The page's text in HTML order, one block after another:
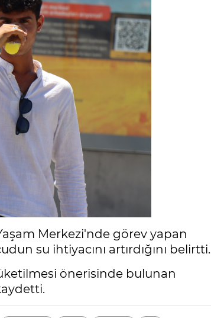
Merkezi'nde görev yapan
su ihtiyacını artırdığını belirtti.
önerisinde bulunan